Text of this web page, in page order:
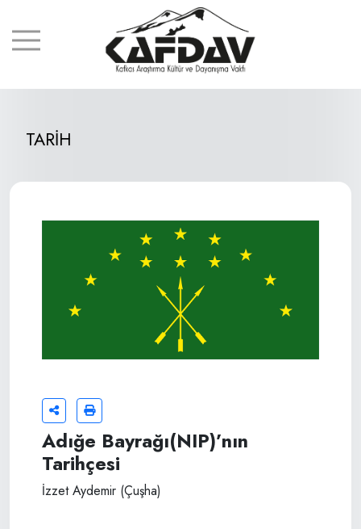
TARİH
Adığe Bayrağı(NIP)’nın
Tarihçesi
İzzet Aydemir (Çuşha)